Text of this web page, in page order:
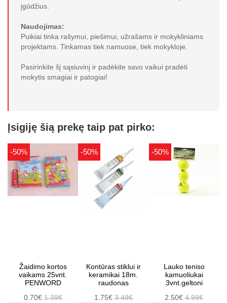
įgūdžius.
Naudojimas:
Puikiai tinka rašymui, piešimui, užrašams ir mokykliniams
projektams. Tinkamas tiek namuose, tiek mokykloje.
Pasirinkite šį sąsiuvinį ir padėkite savo vaikui pradėti
mokytis smagiai ir patogiai!
Įsigiję šią prekę taip pat pirko:
-50%
Žaidimo kortos
vaikams 25vnt.
PENWORD
0.70€1.39€
-50%
Kontūras stiklui ir
keramikai 18m.
raudonas
1.75€ 3.49€
-50%
Lauko teniso
kamuoliukai
3vnt.geltoni
2.50€4.99€